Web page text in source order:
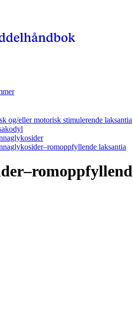
og/eller motorisk stimulerende laksantia
laksantia